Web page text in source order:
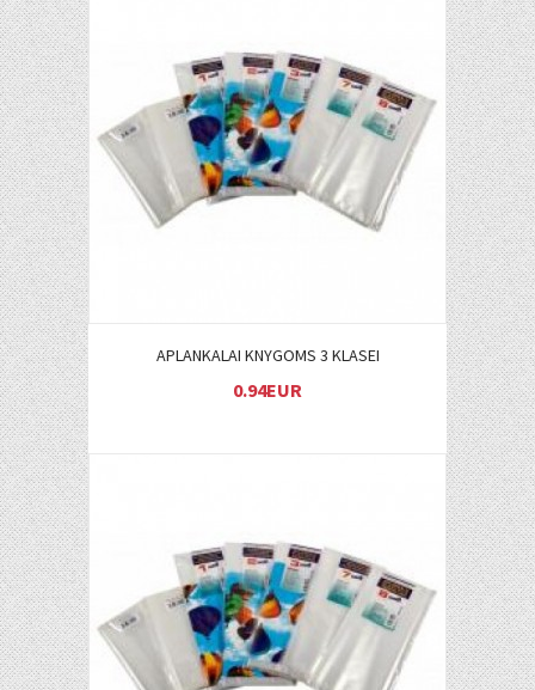
Į KREPŠELĮ
APLANKALAI KNYGOMS 3 KLASEI
0.94EUR
Į KREPŠELĮ